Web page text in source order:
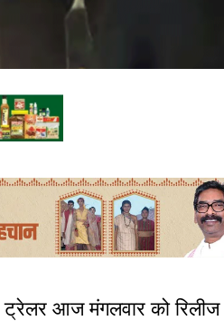
ट्रेलर आज मंगलवार को रिलीज